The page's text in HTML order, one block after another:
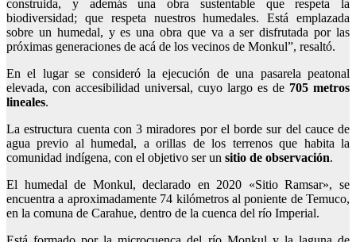
construida, y además una obra sustentable que respeta la
biodiversidad; que respeta nuestros humedales. Está emplazada
sobre un humedal, y es una obra que va a ser disfrutada por las
próximas generaciones de acá de los vecinos de Monkul”, resaltó.
En el lugar se consideró la ejecución de una pasarela peatonal
elevada, con accesibilidad universal, cuyo largo es de 705 metros
lineales.
La estructura cuenta con 3 miradores por el borde sur del cauce de
agua previo al humedal, a orillas de los terrenos que habita la
comunidad indígena, con el objetivo ser un sitio de observación.
El humedal de Monkul, declarado en 2020 «Sitio Ramsar», se
encuentra a aproximadamente 74 kilómetros al poniente de Temuco,
en la comuna de Carahue, dentro de la cuenca del río Imperial.